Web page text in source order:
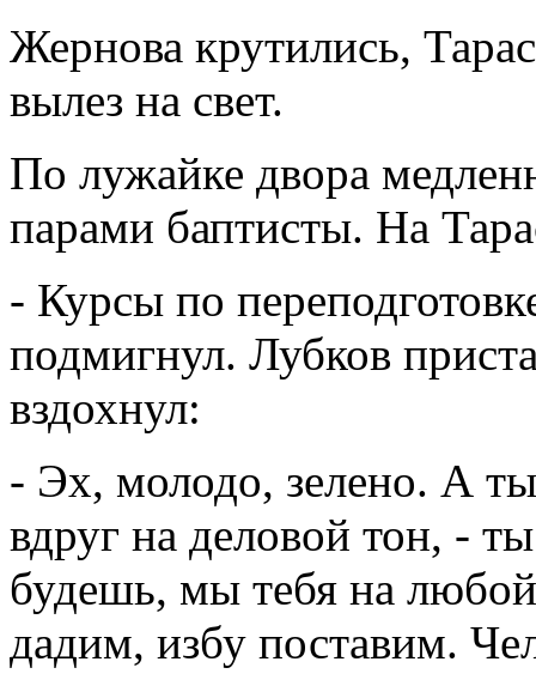
Жернова крутились,
вылез на свет.
По лужайке двора
парами баптисты. На
- Курсы по
подмигнул. Лубков
вздохнул:
- Эх, молодо, зелено. А
вдруг на деловой тон, -
будешь, мы тебя на
дадим, избу поставим.